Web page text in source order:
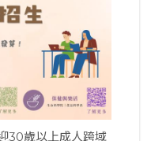
30歲以上成人跨域